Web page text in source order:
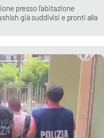
presso l'abitazione
già suddivisi e pronti alla